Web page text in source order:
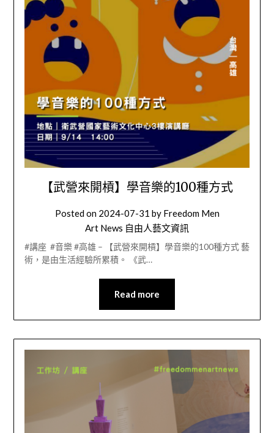
【武營來開槓】學音樂的100種方式
Posted on 2024-07-31 by Freedom Men
Art News 自由人藝文資訊
#講座 #音樂 #高雄 – 【武營來開槓】學音樂的100種方式 藝
術，是由生活經驗所累積。 《武…
Read more